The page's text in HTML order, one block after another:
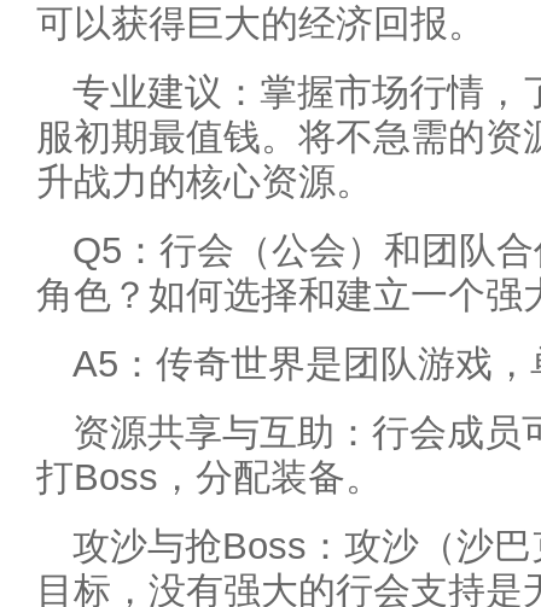
可以获得巨大的经济回报。
专业建议：掌握市场行情，
服初期最值钱。将不急需的
升战力的核心资源。
Q5：行会（公会）和团队
角色？如何选择和建立一个强
A5：传奇世界是团队游戏
资源共享与互助：行会成员
打Boss，分配装备。
攻沙与抢Boss：攻沙（沙
目标，没有强大的行会支持